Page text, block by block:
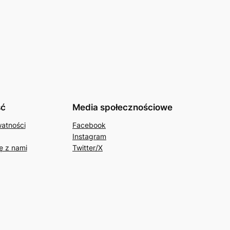
z nami
Media społecznościowe
Facebook
Instagram
Twitter/X